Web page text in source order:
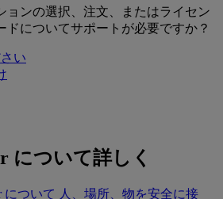
ョンの選択、注文、またはライセン
ドについてサポートが必要ですか？
い
について詳しく
について 人、場所、物を安全に接